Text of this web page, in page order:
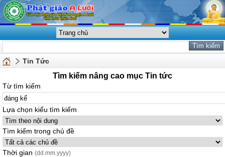
Tin Tức
Tìm kiếm nâng cao mục Tin tức
Từ tìm kiếm
Lựa chọn kiểu tìm kiếm
Tìm kiếm trong chủ đề
Thời gian (dd.mm.yyyy)